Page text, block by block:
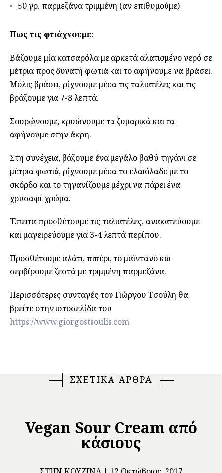
50 γρ. παρμεζάνα τριμμένη (αν επιθυμούμε)
Πως τις φτιάχνουμε:
Βάζουμε μία κατσαρόλα με αρκετά αλατισμένο νερό σε
μέτρια προς δυνατή φωτιά και το αφήνουμε να βράσει.
Μόλις βράσει, ρίχνουμε μέσα τις ταλιατέλες και τις
βράζουμε για 7-8 λεπτά.
Σουρώνουμε, κρυώνουμε τα ζυμαρικά και τα
αφήνουμε στην άκρη.
Στη συνέχεια, βάζουμε ένα μεγάλο βαθύ τηγάνι σε
μέτρια φωτιά, ρίχνουμε μέσα το ελαιόλαδο με το
σκόρδο και το τηγανίζουμε μέχρι να πάρει ένα
χρυσαφί χρώμα.
Έπειτα προσθέτουμε τις ταλιατέλες, ανακατεύουμε
και μαγειρεύουμε για 3-4 λεπτά περίπου.
Προσθέτουμε αλάτι, πιπέρι, το μαϊντανό και
σερβίρουμε ζεστά με τριμμένη παρμεζάνα.
Περισσότερες συνταγές του Γιώργου Τσούλη θα
βρείτε στην ιστοσελίδα του
https://www.giorgostsoulis.com
ΣΧΕΤΙΚΑ ΑΡΘΡΑ
Vegan Sour Cream από
κάσιους